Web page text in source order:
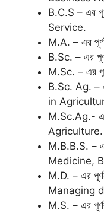
B.C.S – এর
Service.
M.A. – এর
B.Sc. – এর
M.Sc. – এর
B.Sc. Ag. –
in
M.Sc.Ag.-
Agriculture.
M.B.B.S. –
Medicine,
M.D. – এর
Managing
M.S. – এর